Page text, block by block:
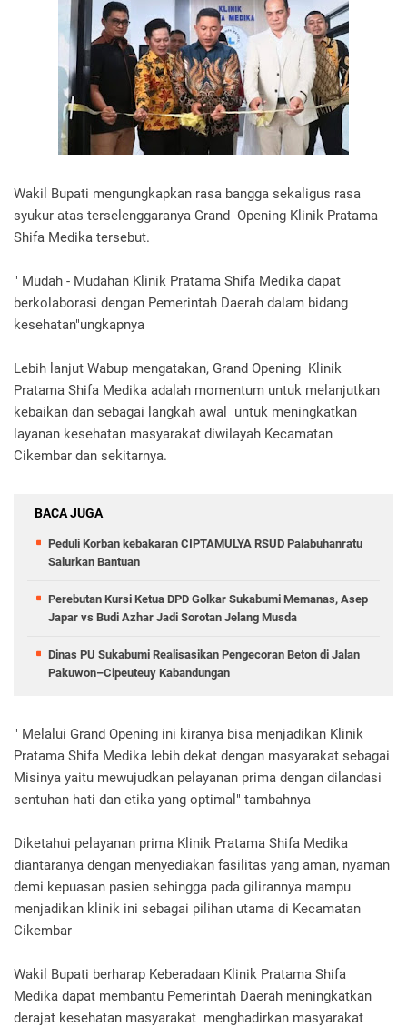
Wakil Bupati mengungkapkan rasa bangga sekaligus rasa
syukur atas terselenggaranya Grand Opening Klinik Pratama
Shifa Medika tersebut.
" Mudah - Mudahan Klinik Pratama Shifa Medika dapat
berkolaborasi dengan Pemerintah Daerah dalam bidang
kesehatan"ungkapnya
Lebih lanjut Wabup mengatakan, Grand Opening Klinik
Pratama Shifa Medika adalah momentum untuk melanjutkan
kebaikan dan sebagai langkah awal untuk meningkatkan
layanan kesehatan masyarakat diwilayah Kecamatan
Cikembar dan sekitarnya.
BACA JUGA
Peduli Korban kebakaran CIPTAMULYA RSUD Palabuhanratu
Salurkan Bantuan
Perebutan Kursi Ketua DPD Golkar Sukabumi Memanas, Asep
Japar vs Budi Azhar Jadi Sorotan Jelang Musda
Dinas PU Sukabumi Realisasikan Pengecoran Beton di Jalan
Pakuwon–Cipeuteuy Kabandungan
" Melalui Grand Opening ini kiranya bisa menjadikan Klinik
Pratama Shifa Medika lebih dekat dengan masyarakat sebagai
Misinya yaitu mewujudkan pelayanan prima dengan dilandasi
sentuhan hati dan etika yang optimal" tambahnya
Diketahui pelayanan prima Klinik Pratama Shifa Medika
diantaranya dengan menyediakan fasilitas yang aman, nyaman
demi kepuasan pasien sehingga pada gilirannya mampu
menjadikan klinik ini sebagai pilihan utama di Kecamatan
Cikembar
Wakil Bupati berharap Keberadaan Klinik Pratama Shifa
Medika dapat membantu Pemerintah Daerah meningkatkan
derajat kesehatan masyarakat menghadirkan masyarakat